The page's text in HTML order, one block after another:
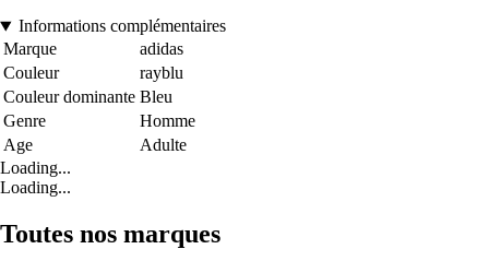
Informations complémentaires
Marque
adidas
Couleur
rayblu
Couleur dominante Bleu
Genre
Homme
Age
Adulte
Loading...
Loading...
Toutes nos marques